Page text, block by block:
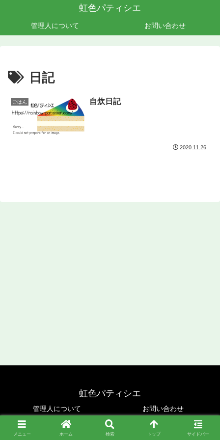
虹色パティシエ
管理人について お問い合わせ
日記
ごはん 自炊日記
2020.11.26
虹色パティシエ
管理人について お問い合わせ
Copyright © 2019-2026 虹色パティシエ All Rights Reserved.
メニュー ホーム 検索 トップ サイドバー